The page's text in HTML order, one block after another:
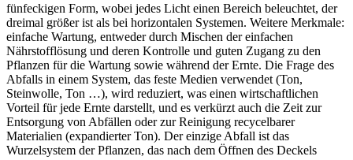
fünfeckigen Form, wobei jedes Licht einen Bereich beleuchtet, der
dreimal größer ist als bei horizontalen Systemen. Weitere Merkmale:
einfache Wartung, entweder durch Mischen der einfachen
Nährstofflösung und deren Kontrolle und guten Zugang zu den
Pflanzen für die Wartung sowie während der Ernte. Die Frage des
Abfalls in einem System, das feste Medien verwendet (Ton,
Steinwolle, Ton …), wird reduziert, was einen wirtschaftlichen
Vorteil für jede Ernte darstellt, und es verkürzt auch die Zeit zur
Entsorgung von Abfällen oder zur Reinigung recycelbarer
Materialien (expandierter Ton). Der einzige Abfall ist das
Wurzelsystem der Pflanzen, das nach dem Öffnen des Deckels